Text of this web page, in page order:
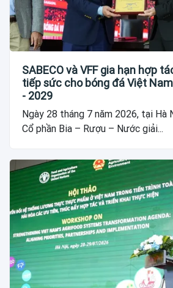
SABECO và VFF gia hạn hợp
tiếp sức cho bóng đá Việt
- 2029
Ngày 28 tháng 7 năm 2026, tại Hà
Cổ phần Bia – Rượu – Nước giải...